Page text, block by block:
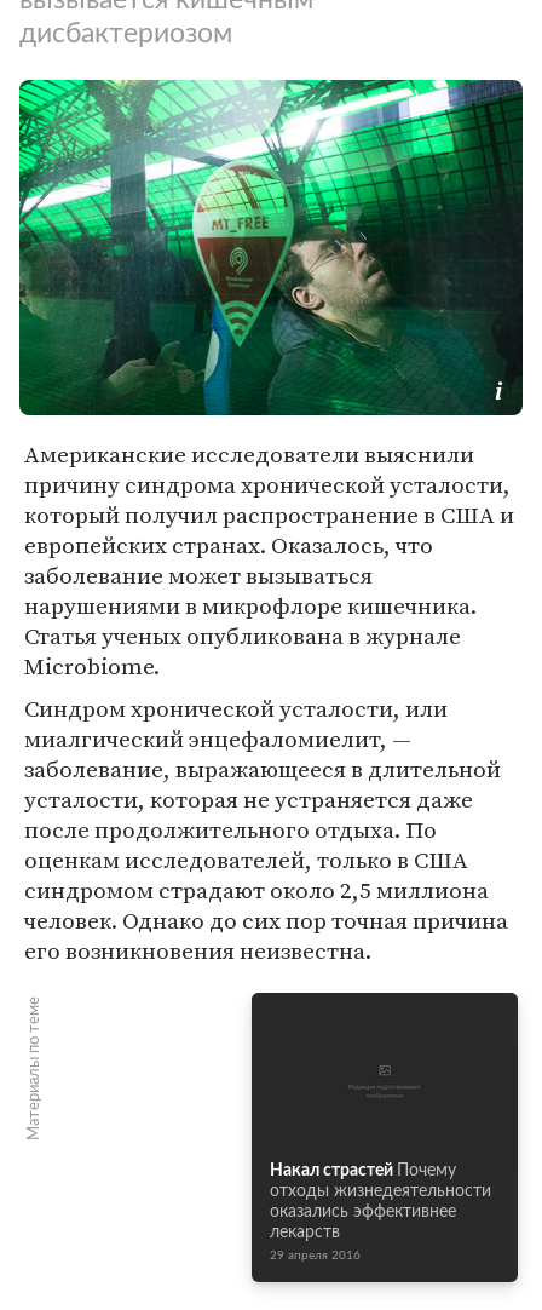
дисбактериозом
Американские исследователи выяснили
причину синдрома хронической усталости,
который получил распространение в США и
европейских странах. Оказалось, что
заболевание может вызываться
нарушениями в микрофлоре кишечника.
Статья ученых опубликована в журнале
Microbiome.
Синдром хронической усталости, или
миалгический энцефаломиелит, —
заболевание, выражающееся в длительной
усталости, которая не устраняется даже
после продолжительного отдыха. По
оценкам исследователей, только в США
синдромом страдают около 2,5 миллиона
человек. Однако до сих пор точная причина
его возникновения неизвестна.
Материалы по теме
Накал страстей
Почему
отходы жизнедеятельности
оказались эффективнее
лекарств
29 апреля 2016